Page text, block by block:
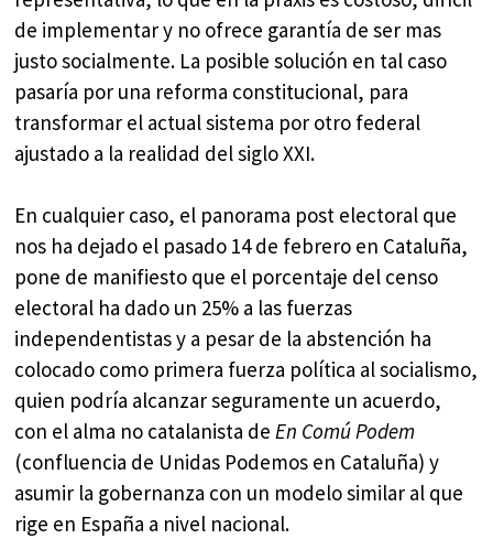
de implementar y no ofrece garantía de ser mas
justo socialmente. La posible solución en tal caso
pasaría por una reforma constitucional, para
transformar el actual sistema por otro federal
ajustado a la realidad del siglo XXI.
En cualquier caso, el panorama post electoral que
nos ha dejado el pasado 14 de febrero en Cataluña,
pone de manifiesto que el porcentaje del censo
electoral ha dado un 25% a las fuerzas
independentistas y a pesar de la abstención ha
colocado como primera fuerza política al socialismo,
quien podría alcanzar seguramente un acuerdo,
con el alma no catalanista deEn Comú Podem
(confluencia de Unidas Podemos en Cataluña) y
asumir la gobernanza con un modelo similar al que
rige en España a nivel nacional.